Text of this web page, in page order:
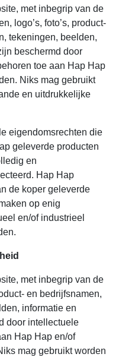
met inbegrip van de
logo’s, foto’s, product-
tekeningen, beelden,
beschermd door
toe aan Hap Hap
Niks mag gebruikt
en uitdrukkelijke
eigendomsrechten die
geleverde producten
en
Hap Hap
de koper geleverde
op enig
en/of industrieel
met inbegrip van de
en bedrijfsnamen,
informatie en
door intellectuele
Hap Hap en/of
mag gebruikt worden